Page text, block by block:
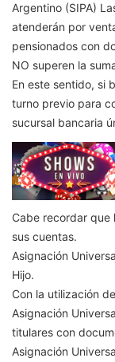
Argentino (SIPA)
atenderán por
pensionados con
NO superen la
En este sentido, si
turno previo para
sucursal bancaria
Cabe recordar que
sus cuentas.
Asignación
Hijo.
Con la utilización
Asignación
titulares con
Asignación